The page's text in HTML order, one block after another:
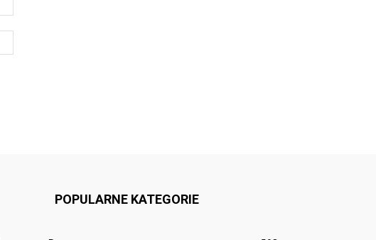
POPULARNE KATEGORIE